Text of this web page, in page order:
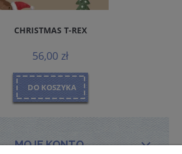
CHRISTMAS T-REX
56,00 zł
DO KOSZYKA
MOJE KONTO